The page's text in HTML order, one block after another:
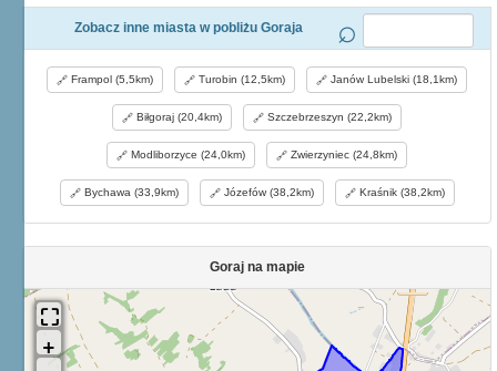
Zobacz inne miasta w pobliżu Goraja
Frampol (5,5km) Turobin (12,5km) Janów Lubelski (18,1km)
Biłgoraj (20,4km) Szczebrzeszyn (22,2km)
Modliborzyce (24,0km) Zwierzyniec (24,8km)
Bychawa (33,9km) Józefów (38,2km) Kraśnik (38,2km)
Goraj na mapie